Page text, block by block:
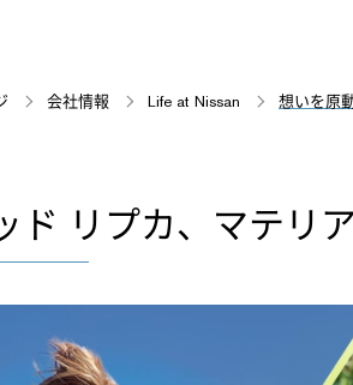
会社情報 Life at Nissan 想いを原
ド リプカ、マテリ